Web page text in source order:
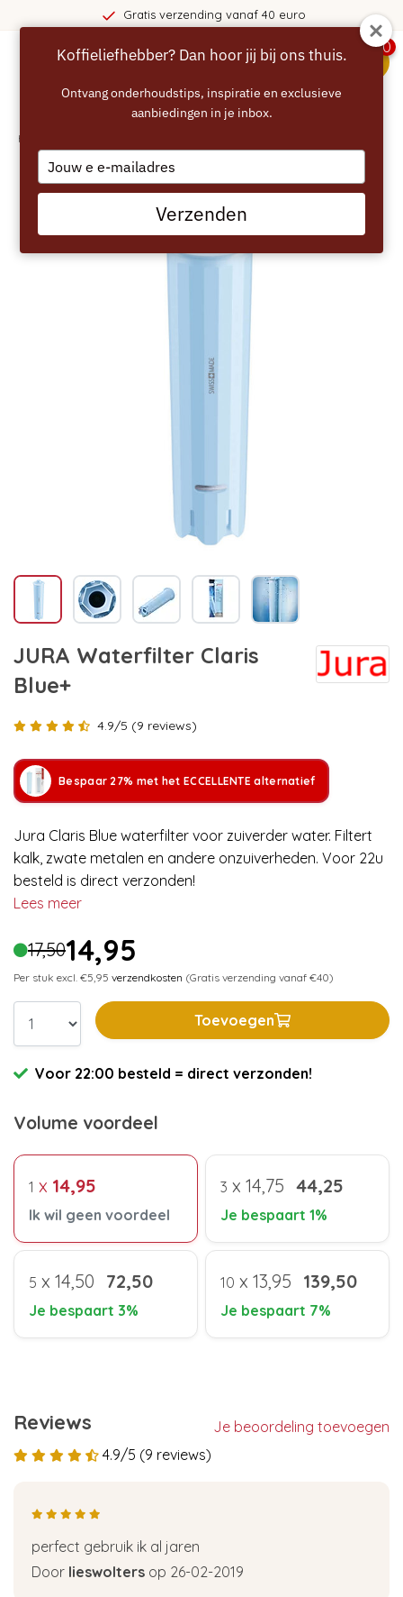
Gratis verzending vanaf 40 euro
0
Home
JURA Waterfilter Claris
Blue+
4.9/5 (9 reviews)
Bespaar 27% met het ECCELLENTE alternatief
Jura Claris Blue waterfilter voor zuiverder water. Filtert
kalk, zwate metalen en andere onzuiverheden. Voor 22u
besteld is direct verzonden!
Lees meer
17,5014,95
Per stuk excl. €5,95 verzendkosten (Gratis verzending vanaf €40)
Toevoegen
Voor 22:00 besteld = direct verzonden!
Volume voordeel
1 x 14,95
Ik wil geen voordeel
3 x 14,75 44,25
Je bespaart 1%
5 x 14,50 72,50
Je bespaart 3%
10 x 13,95 139,50
Je bespaart 7%
Reviews
Je beoordeling toevoegen
4.9/5 (9 reviews)
perfect gebruik ik al jaren
Door lieswolters op 26-02-2019
Koffieliefhebber? Dan hoor jij bij ons thuis.
Ontvang onderhoudstips, inspiratie en exclusieve
aanbiedingen in je inbox.
Type
your
email
Verzenden